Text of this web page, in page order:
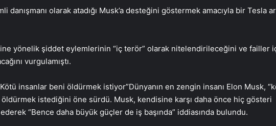
danışmanı olarak atadığı Musk’a desteğini göstermek amacıyla bir Tesla
yönelik şiddet eylemlerinin “iç terör” olarak nitelendirileceğini ve failler
vurgulamıştı.
insanlar beni öldürmek istiyor”Dünyanın en zengin insanı Elon Musk,
öldürmek istediğini öne sürdü. Musk, kendisine karşı daha önce hiç gösteri
ederek “Bence daha büyük güçler de iş başında” iddiasında bulundu.